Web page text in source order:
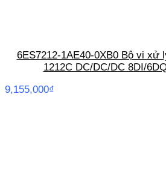
6ES7212-1AE40-0XB0 Bộ vi xử
1212C DC/DC/DC 8DI/
9,155,000₫